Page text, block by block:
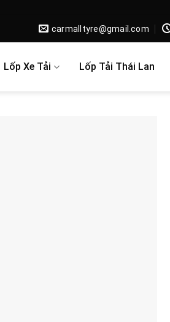
carmalltyre@gmail.com
Lốp Xe Tải Lốp Tải Thái Lan